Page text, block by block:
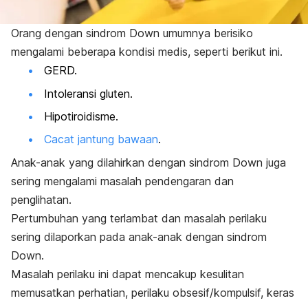
Orang dengan sindrom Down umumnya berisiko
mengalami beberapa kondisi medis, seperti berikut ini.
GERD.
Intoleransi gluten.
Hipotiroidisme.
Cacat jantung bawaan.
Anak-anak yang dilahirkan dengan sindrom Down juga
sering mengalami masalah pendengaran dan
penglihatan.
Pertumbuhan yang terlambat dan masalah perilaku
sering dilaporkan pada anak-anak dengan sindrom
Down.
Masalah perilaku ini dapat mencakup kesulitan
memusatkan perhatian, perilaku obsesif/kompulsif, keras